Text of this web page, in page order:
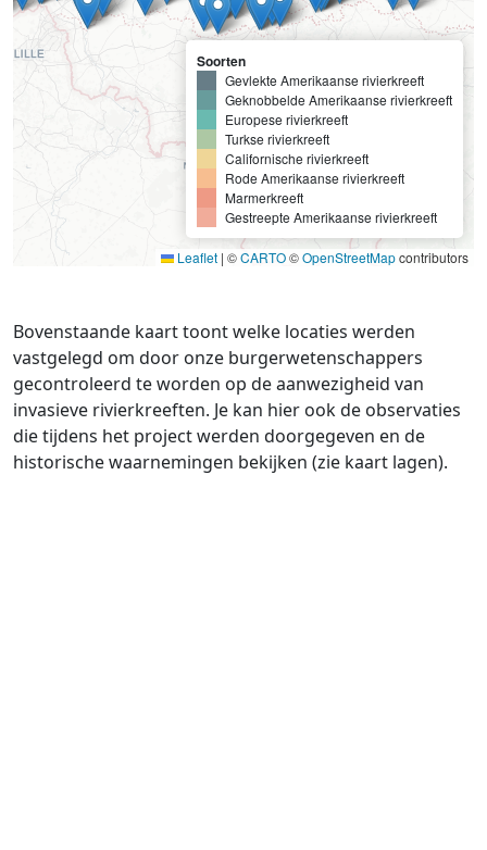
Soorten
Gevlekte Amerikaanse rivierkreeft
Geknobbelde Amerikaanse rivierkreeft
Europese rivierkreeft
Turkse rivierkreeft
Californische rivierkreeft
Rode Amerikaanse rivierkreeft
Marmerkreeft
Gestreepte Amerikaanse rivierkreeft
Leaflet | ©CARTO©OpenStreetMapcontributors
Bovenstaande kaart toont welke locaties werden
vastgelegd om door onze burgerwetenschappers
gecontroleerd te worden op de aanwezigheid van
invasieve rivierkreeften. Je kan hier ook de observaties
die tijdens het project werden doorgegeven en de
historische waarnemingen bekijken (zie kaart lagen).